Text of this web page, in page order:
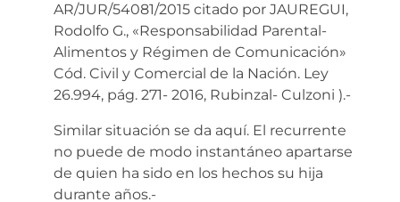
AR/JUR/54081/2015 citado por JAUREGUI,
Rodolfo G., «Responsabilidad Parental-
Alimentos y Régimen de Comunicación»
Cód. Civil y Comercial de la Nación. Ley
26.994, pág. 271- 2016, Rubinzal- Culzoni ).-
Similar situación se da aquí. El recurrente
no puede de modo instantáneo apartarse
de quien ha sido en los hechos su hija
durante años.-